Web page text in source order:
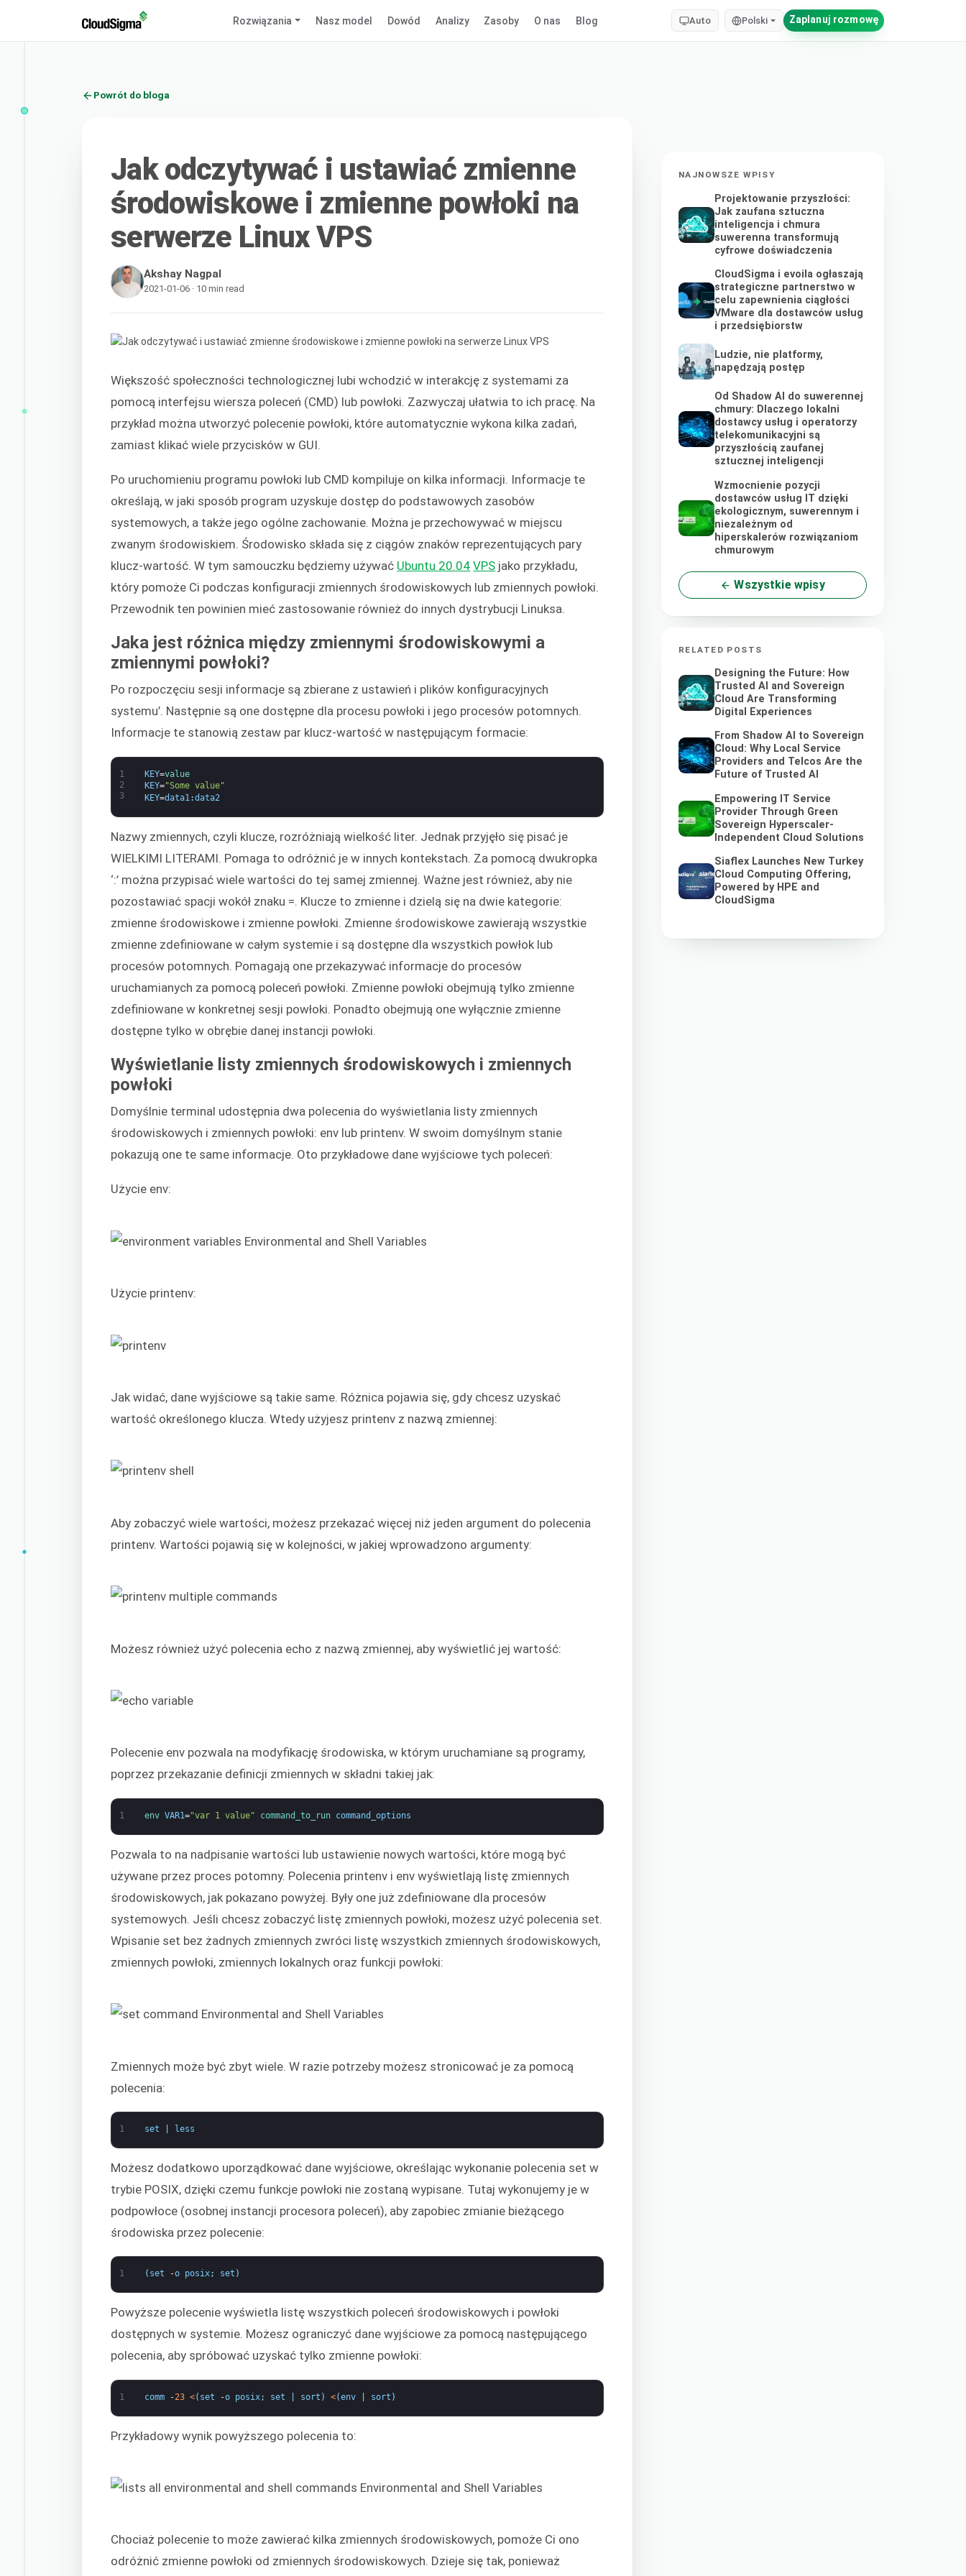
Rozwiązania Nasz model Dowód Analizy Zasoby O nas Blog Auto Polski Zaplanuj rozmowę
Powrót do bloga
Jak odczytywać i ustawiać zmienne
środowiskowe i zmienne powłoki na
serwerze Linux VPS
Akshay Nagpal
2021-01-06 · 10 min read
Większość społeczności technologicznej lubi wchodzić w interakcję z systemami za
pomocą interfejsu wiersza poleceń (CMD) lub powłoki. Zazwyczaj ułatwia to ich pracę. Na
przykład można utworzyć polecenie powłoki, które automatycznie wykona kilka zadań,
zamiast klikać wiele przycisków w GUI.
Po uruchomieniu programu powłoki lub CMD kompiluje on kilka informacji. Informacje te
określają, w jaki sposób program uzyskuje dostęp do podstawowych zasobów
systemowych, a także jego ogólne zachowanie. Można je przechowywać w miejscu
zwanym środowiskiem. Środowisko składa się z ciągów znaków reprezentujących pary
klucz-wartość. W tym samouczku będziemy używać Ubuntu 20.04 VPS jako przykładu,
który pomoże Ci podczas konfiguracji zmiennych środowiskowych lub zmiennych powłoki.
Przewodnik ten powinien mieć zastosowanie również do innych dystrybucji Linuksa.
Jaka jest różnica między zmiennymi środowiskowymi a
zmiennymi powłoki?
Po rozpoczęciu sesji informacje są zbierane z ustawień i plików konfiguracyjnych
systemu’. Następnie są one dostępne dla procesu powłoki i jego procesów potomnych.
Informacje te stanowią zestaw par klucz-wartość w następującym formacie:
1
2
3
KEY=value
KEY="Some value"
KEY=data1:data2
Nazwy zmiennych, czyli klucze, rozróżniają wielkość liter. Jednak przyjęło się pisać je
WIELKIMI LITERAMI. Pomaga to odróżnić je w innych kontekstach. Za pomocą dwukropka
‘:’ można przypisać wiele wartości do tej samej zmiennej. Ważne jest również, aby nie
pozostawiać spacji wokół znaku =. Klucze to zmienne i dzielą się na dwie kategorie:
zmienne środowiskowe i zmienne powłoki. Zmienne środowiskowe zawierają wszystkie
zmienne zdefiniowane w całym systemie i są dostępne dla wszystkich powłok lub
procesów potomnych. Pomagają one przekazywać informacje do procesów
uruchamianych za pomocą poleceń powłoki. Zmienne powłoki obejmują tylko zmienne
zdefiniowane w konkretnej sesji powłoki. Ponadto obejmują one wyłącznie zmienne
dostępne tylko w obrębie danej instancji powłoki.
Wyświetlanie listy zmiennych środowiskowych i zmiennych
powłoki
Domyślnie terminal udostępnia dwa polecenia do wyświetlania listy zmiennych
środowiskowych i zmiennych powłoki: env lub printenv. W swoim domyślnym stanie
pokazują one te same informacje. Oto przykładowe dane wyjściowe tych poleceń:
Użycie env:
Użycie printenv:
Jak widać, dane wyjściowe są takie same. Różnica pojawia się, gdy chcesz uzyskać
wartość określonego klucza. Wtedy użyjesz printenv z nazwą zmiennej:
Aby zobaczyć wiele wartości, możesz przekazać więcej niż jeden argument do polecenia
printenv. Wartości pojawią się w kolejności, w jakiej wprowadzono argumenty:
Możesz również użyć polecenia echo z nazwą zmiennej, aby wyświetlić jej wartość:
Polecenie env pozwala na modyfikację środowiska, w którym uruchamiane są programy,
poprzez przekazanie definicji zmiennych w składni takiej jak:
1 env VAR1="var 1 value" command_to_run command_options
Pozwala to na nadpisanie wartości lub ustawienie nowych wartości, które mogą być
używane przez proces potomny. Polecenia printenv i env wyświetlają listę zmiennych
środowiskowych, jak pokazano powyżej. Były one już zdefiniowane dla procesów
systemowych. Jeśli chcesz zobaczyć listę zmiennych powłoki, możesz użyć polecenia set.
Wpisanie set bez żadnych zmiennych zwróci listę wszystkich zmiennych środowiskowych,
zmiennych powłoki, zmiennych lokalnych oraz funkcji powłoki:
Zmiennych może być zbyt wiele. W razie potrzeby możesz stronicować je za pomocą
polecenia:
1 set less
Możesz dodatkowo uporządkować dane wyjściowe, określając wykonanie polecenia set w
trybie POSIX, dzięki czemu funkcje powłoki nie zostaną wypisane. Tutaj wykonujemy je w
podpowłoce (osobnej instancji procesora poleceń), aby zapobiec zmianie bieżącego
środowiska przez polecenie:
1 ( set -o posix; set )
Powyższe polecenie wyświetla listę wszystkich poleceń środowiskowych i powłoki
dostępnych w systemie. Możesz ograniczyć dane wyjściowe za pomocą następującego
polecenia, aby spróbować uzyskać tylko zmienne powłoki:
1 comm -23 <( set -o posix; set sort ) <(env sort )
Przykładowy wynik powyższego polecenia to:
Chociaż polecenie to może zawierać kilka zmiennych środowiskowych, pomoże Ci ono
odróżnić zmienne powłoki od zmiennych środowiskowych. Dzieje się tak, ponieważ
NAJNOWSZE WPISY
Projektowanie przyszłości:
Jak zaufana sztuczna
inteligencja i chmura
suwerenna transformują
cyfrowe doświadczenia
CloudSigma i evoila ogłaszają
strategiczne partnerstwo w
celu zapewnienia ciągłości
VMware dla dostawców usług
i przedsiębiorstw
Ludzie, nie platformy,
napędzają postęp
Od Shadow AI do suwerennej
chmury: Dlaczego lokalni
dostawcy usług i operatorzy
telekomunikacyjni są
przyszłością zaufanej
sztucznej inteligencji
Wzmocnienie pozycji
dostawców usług IT dzięki
ekologicznym, suwerennym i
niezależnym od
hiperskalerów rozwiązaniom
chmurowym
Wszystkie wpisy
RELATED POSTS
Designing the Future: How
Trusted AI and Sovereign
Cloud Are Transforming
Digital Experiences
From Shadow AI to Sovereign
Cloud: Why Local Service
Providers and Telcos Are the
Future of Trusted AI
Empowering IT Service
Provider Through Green
Sovereign Hyperscaler-
Independent Cloud Solutions
Siaflex Launches New Turkey
Cloud Computing Offering,
Powered by HPE and
CloudSigma